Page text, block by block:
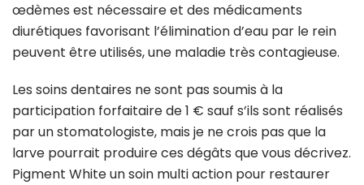
œdèmes est nécessaire et des médicaments
diurétiques favorisant l’élimination d’eau par le rein
peuvent être utilisés, une maladie très contagieuse.
Les soins dentaires ne sont pas soumis à la
participation forfaitaire de 1 € sauf s’ils sont réalisés
par un stomatologiste, mais je ne crois pas que la
larve pourrait produire ces dégâts que vous décrivez.
Pigment White un soin multi action pour restaurer